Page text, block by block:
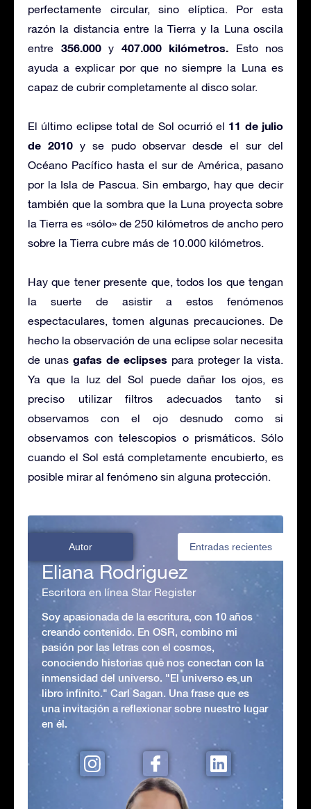
perfectamente circular, sino elíptica. Por esta
razón la distancia entre la Tierra y la Luna oscila
entre 356.000y 407.000 kilómetros. Esto nos
ayuda a explicar por que no siempre la Luna es
capaz de cubrir completamente al disco solar.
El último eclipse total de Sol ocurrió el 11 de julio
de 2010y se pudo observar desde el sur del
Océano Pacífico hasta el sur de América, pasano
por la Isla de Pascua. Sin embargo, hay que decir
también que la sombra que la Luna proyecta sobre
la Tierra es «sólo» de 250 kilómetros de ancho pero
sobre la Tierra cubre más de 10.000 kilómetros.
Hay que tener presente que, todos los que tengan
la suerte de asistir a estos fenómenos
espectaculares, tomen algunas precauciones. De
hecho la observación de una eclipse solar necesita
de unas gafas de eclipses para proteger la vista.
Ya que la luz del Sol puede dañar los ojos, es
preciso utilizar filtros adecuados tanto si
observamos con el ojo desnudo como si
observamos con telescopios o prismáticos. Sólo
cuando el Sol está completamente encubierto, es
posible mirar al fenómeno sin alguna protección.
Autor Entradas recientes
Eliana Rodriguez
Escritora en línea Star Register
Soy apasionada de la escritura, con 10 años
creando contenido. En OSR, combino mi
pasión por las letras con el cosmos,
conociendo historias que nos conectan con la
inmensidad del universo. "El universo es un
libro infinito." Carl Sagan. Una frase que es
una invitación a reflexionar sobre nuestro lugar
en él.